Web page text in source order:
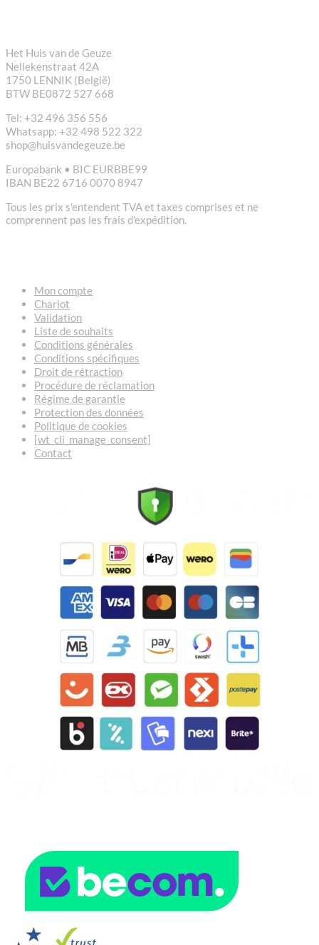
Het Huis van de Geuze
Nellekenstraat 42A
1750 LENNIK (België)
BTW BE0872 527 668
Tel: +32 496 356 556
Whatsapp: +32 498 522 322
shop@huisvandegeuze.be
Europabank • BIC EURBBE99
IBAN BE22 6716 0070 8947
Tous les prix s'entendent TVA et taxes comprises et ne
comprennent pas les frais d'expédition.
Mon compte
Chariot
Validation
Liste de souhaits
Conditions générales
Conditions spécifiques
Droit de rétraction
Procédure de réclamation
Régime de garantie
Protection des données
Politique de cookies
[wt_cli_manage_consent]
Contact